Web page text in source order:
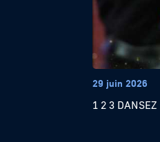
29 juin 2026
1 2 3 DANSEZ